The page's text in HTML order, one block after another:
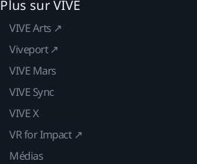
Plus sur VIVE
VIVE Arts ↗
Viveport ↗
VIVE Mars
VIVE Sync
VIVE X
VR for Impact ↗
Médias